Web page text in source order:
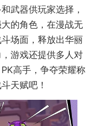
武器供玩家选择，
的角色，在漫战无
场面，释放出华丽
游戏还提供多人对
高手，争夺荣耀称
天赋吧！